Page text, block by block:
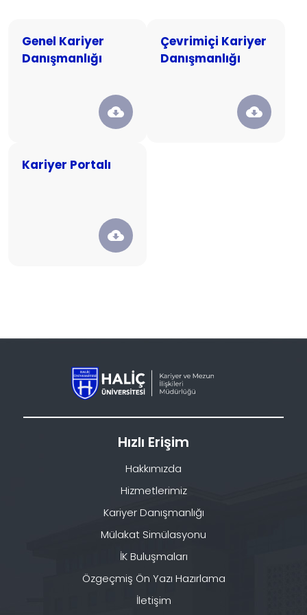
İK Buluşmaları
Tecrübe Aktarım Programları
Giriş Yap
Genel Kariyer
Danışmanlığı
Çevrimiçi Kariyer
Danışmanlığı
Kariyer Portalı
Hızlı Erişim
Hakkımızda
Hizmetlerimiz
Kariyer Danışmanlığı
Mülakat Simülasyonu
İK Buluşmaları
Özgeçmiş Ön Yazı Hazırlama
İletişim